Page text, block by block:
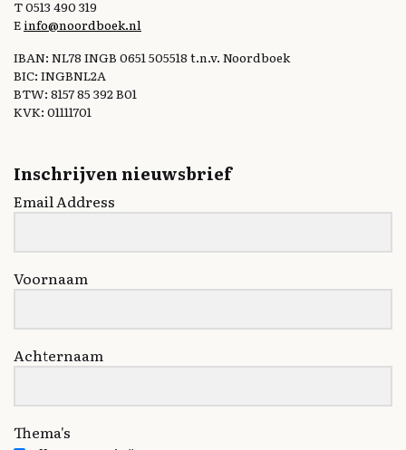
T 0513 490 319
E info@noordboek.nl
IBAN: NL78 INGB 0651 505518 t.n.v. Noordboek
BIC: INGBNL2A
BTW: 8157 85 392 B01
KVK: 01111701
Inschrijven nieuwsbrief
Email Address
Voornaam
Achternaam
Thema's